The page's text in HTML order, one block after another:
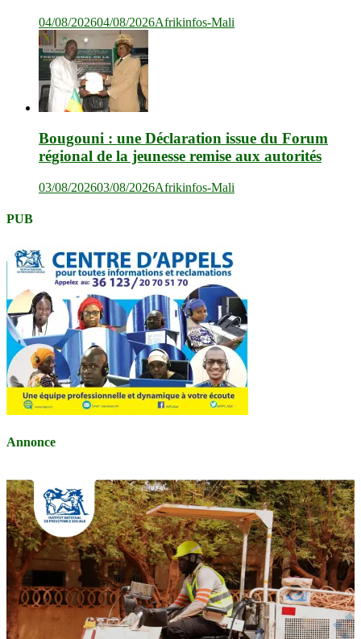
04/08/202604/08/2026Afrikinfos-Mali
Bougouni : une Déclaration issue du Forum
régional de la jeunesse remise aux autorités
03/08/202603/08/2026Afrikinfos-Mali
PUB
Annonce